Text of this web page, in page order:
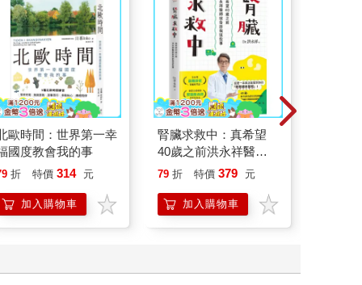
歐時間：世界第一幸
國度教會我的事
折 特價 314 元
加入購物車
腎臟求救中：真希望
40歲之前洪永祥醫師
就告訴我這些事
79 折 特價 379 元
加入購物車